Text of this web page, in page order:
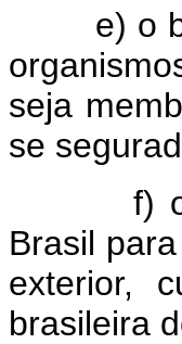
e) o
seja
se
f) o
Brasil
exterior,
brasileira